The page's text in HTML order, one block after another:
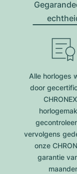
Alle horloges
door
vervolgens
onze
garantie